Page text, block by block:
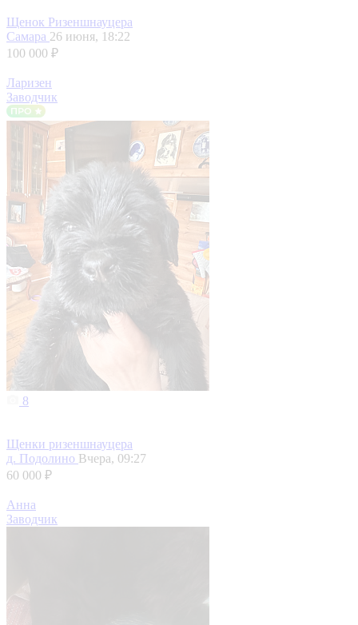
Щенок Ризеншнауцера
Самара 26 июня, 18:22
100 000 ₽
Ларизен
Заводчик
8
Щенки ризеншнауцера
д. Подолино Вчера, 09:27
60 000 ₽
Анна
Заводчик